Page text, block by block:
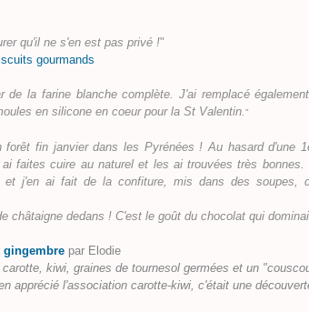
qu'il ne s'en est pas privé !"
gourmands
la farine blanche complète. J'ai remplacé
en silicone en coeur pour la St Valentin."
fin janvier dans les Pyrénées ! Au hasard d'une
faites cuire au naturel et les ai trouvées très bonnes.
j'en ai fait de la confiture, mis dans des soupes,
châtaigne dedans ! C'est le goût du chocolat qui
gingembre par Elodie
kiwi, graines de tournesol germées et un
apprécié l'association carotte-kiwi, c'était une